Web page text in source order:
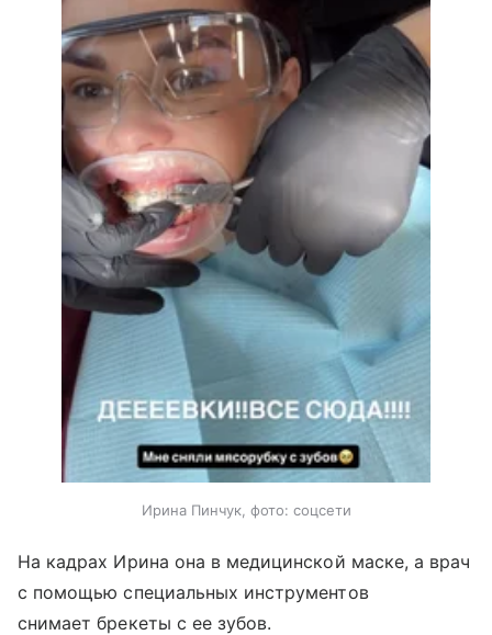
Ирина Пинчук, фото: соцсети
На кадрах Ирина она в медицинской маске, а врач
с помощью специальных инструментов
снимает брекеты с ее зубов.